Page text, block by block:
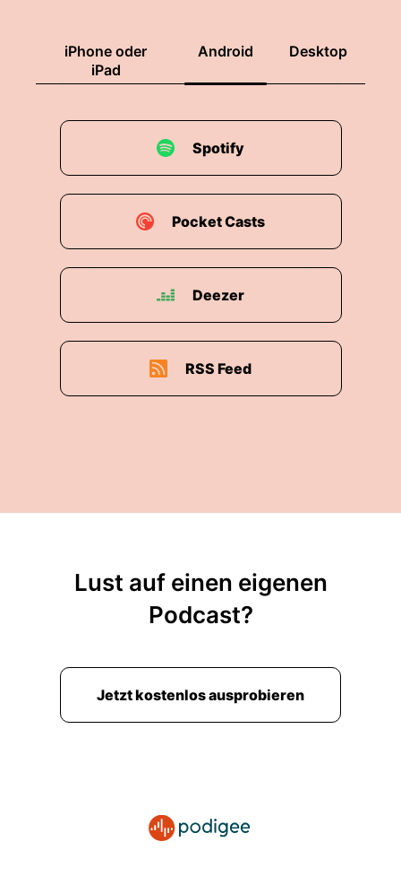
iPhone oder
iPad
Android Desktop
Spotify
Pocket Casts
Deezer
RSS Feed
Lust auf einen eigenen
Podcast?
Jetzt kostenlos ausprobieren